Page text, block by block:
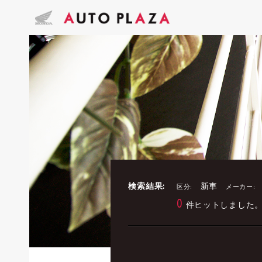
検索結果: 区分: 新車 メーカー:
0 件ヒットしました。